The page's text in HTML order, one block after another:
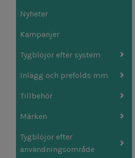
Nyheter
Kampanjer
Tygblöjor efter system
Inlägg och prefolds mm
Tillbehör
Märken
Tygblöjor efter
användningsområde